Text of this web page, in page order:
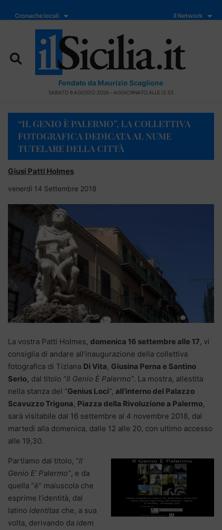
Cronache locali Il Network
Fondato da Maurizio Scaglione
SABATO 8 AGOSTO 2026 - AGGIORNATO ALLE 12:53
“IL GENIO È PALERMO”, LA COLLETTIVA
FOTOGRAFICA DEDICATA AL NUME
TUTELARE DELLA CITTÀ
Giusi Patti Holmes
venerdì 14 Settembre 2018
La vostra Patti Holmes, domenica 16 settembre alle 17, vi
consiglia di andare all’inaugurazione della collettiva
fotografica di Tiziana Di Vita, Giusina Perna e Santino
Serio, dal titolo “Il Genio È Palermo”. La mostra, allestita
nella stanza del “Genius Loci“, all’interno del Palazzo
Scavuzzo Trigona, Piazza della Rivoluzione a Palermo,
sarà visitabile dal 16 settembre al 4 novembre 2018, dal
martedì alla domenica, dalle 12 alle 20, con ultimo accesso
alle 19,30.
Partiamo dal titolo, “Il
Genio E’ Palermo”, e da
quella “è” maiuscola che
esprime l’identità, dal
latino identitas che, a sua
volta, derivando da idem